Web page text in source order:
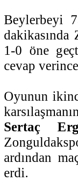
Beylerbeyi
dakikasında
1-0 öne
cevap
Oyunun
Sertaç
ardından
erdi.